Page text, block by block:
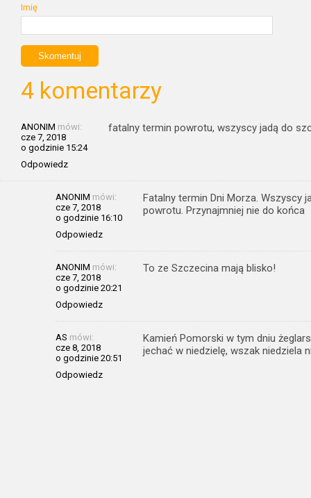
Imię
4 komentarzy
ANONIM mówi:
cze 7, 2018
o godzinie 15:24
Odpowiedz
fatalny termin powrotu, wszyscy jadą do
ANONIM mówi:
cze 7, 2018
o godzinie 16:10
Odpowiedz
Fatalny termin Dni Morza. Wszyscy
powrotu. Przynajmniej nie do końca
ANONIM mówi:
cze 7, 2018
o godzinie 20:21
Odpowiedz
To ze Szczecina mają blisko!
AS mówi:
cze 8, 2018
o godzinie 20:51
Odpowiedz
Kamień Pomorski w tym dniu
jechać w niedzielę, wszak niedziela